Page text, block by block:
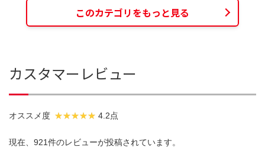
このカテゴリをもっと見る
カスタマーレビュー
オススメ度 4.2点
現在、921件のレビューが投稿されています。